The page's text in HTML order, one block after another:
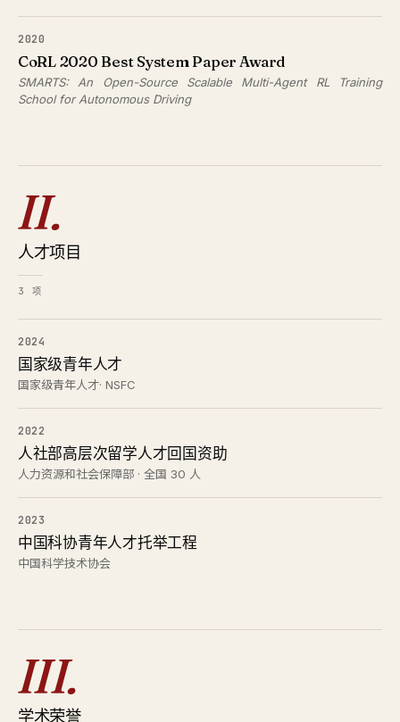
2020
CoRL 2020 Best System Paper Award
SMARTS: An Open-Source Scalable Multi-Agent RL Training
School for Autonomous Driving
II.
人才项目
3 项
2024
国家级青年人才
国家级青年人才· NSFC
2022
人社部高层次留学人才回国资助
人力资源和社会保障部 · 全国 30 人
2023
中国科协青年人才托举工程
中国科学技术协会
III.
学术荣誉